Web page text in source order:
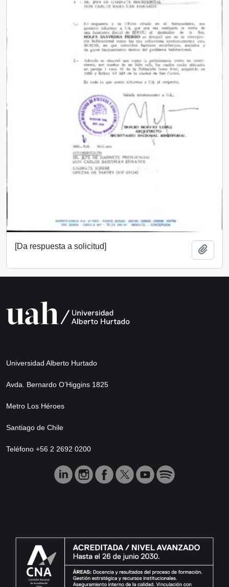
[Da respuesta a solicitud]
Universidad Alberto Hurtado
Avda. Bernardo O’Higgins 1825
Metro Los Héroes
Santiago de Chile
Teléfono +56 2 2692 0200